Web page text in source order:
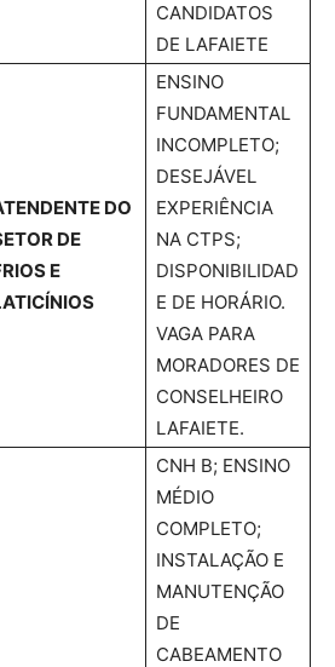
CANDIDATOS
DE LAFAIETE
DO
DE
E
ENSINO
FUNDAMENTAL
INCOMPLETO;
DESEJÁVEL
EXPERIÊNCIA
NA CTPS;
DISPONIBILIDAD
E DE HORÁRIO.
VAGA PARA
MORADORES DE
CONSELHEIRO
LAFAIETE.
CNH B; ENSINO
MÉDIO
COMPLETO;
INSTALAÇÃO E
MANUTENÇÃO
DE
CABEAMENTO